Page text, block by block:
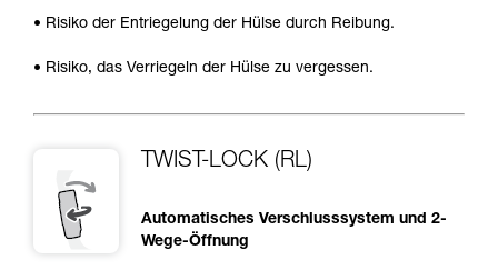
• Risiko der Entriegelung der Hülse durch Reibung.
• Risiko, das Verriegeln der Hülse zu vergessen.
TWIST-LOCK (RL)
Automatisches Verschlusssystem und 2-
Wege-Öffnung